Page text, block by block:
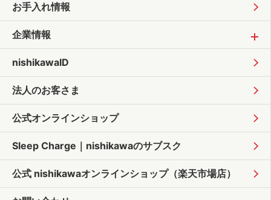
お手入れ情報
企業情報
nishikawaID
法人のお客さま
公式オンラインショップ
Sleep Charge｜ nishikawaのサブスク
公式 nishikawaオンラインショップ（楽天市場店）